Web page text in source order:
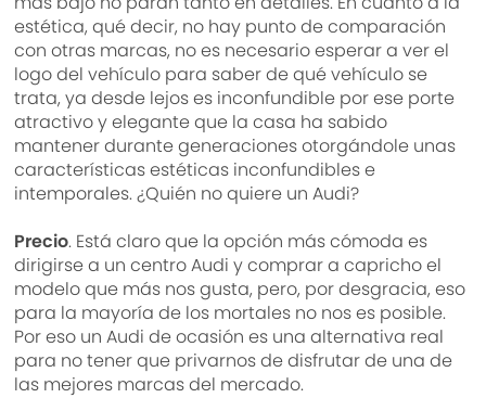
estética, qué decir, no hay punto de comparación
con otras marcas, no es necesario esperar a ver el
logo del vehículo para saber de qué vehículo se
trata, ya desde lejos es inconfundible por ese porte
atractivo y elegante que la casa ha sabido
mantener durante generaciones otorgándole unas
características estéticas inconfundibles e
intemporales. ¿Quién no quiere un Audi?
Precio. Está claro que la opción más cómoda es
dirigirse a un centro Audi y comprar a capricho el
modelo que más nos gusta, pero, por desgracia, eso
para la mayoría de los mortales no nos es posible.
Por eso un Audi de ocasión es una alternativa real
para no tener que privarnos de disfrutar de una de
las mejores marcas del mercado.